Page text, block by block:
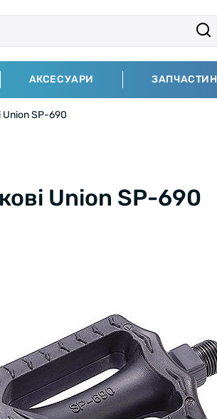
АКСЕСУАРИ
Union SP-690
Union SP-690